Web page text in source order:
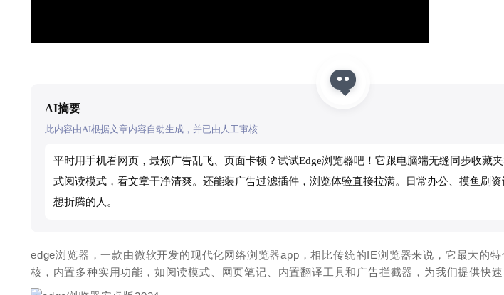
AI摘要
此内容由AI根据文章内容自动生成，并已由人工审核
平时用手机看网页，最烦广告乱飞、页面卡顿？试试Edge浏览器吧！它跟电脑端无缝同步收藏
式阅读模式，看文章干净清爽。还能装广告过滤插件，浏览体验直接拉满。日常办公、摸鱼刷
想折腾的人。
edge浏览器，一款由微软开发的现代化网络浏览器app，相比传统的IE浏览器来说，它最大的
核，内置多种实用功能，如阅读模式、网页笔记、内置翻译工具和广告拦截器，为我们提供快速